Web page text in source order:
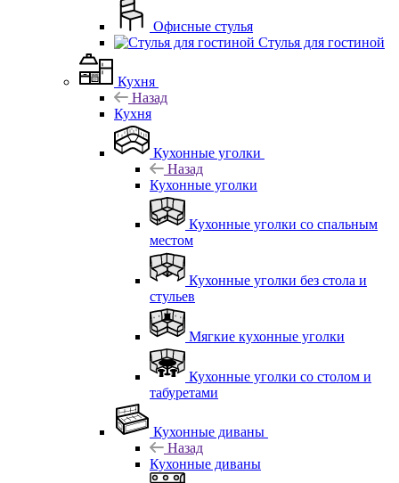
Офисные стулья
Стулья для гостиной
Кухня
Назад
Кухня
Кухонные уголки
Назад
Кухонные уголки
Кухонные уголки со спальным
местом
Кухонные уголки без стола и
стульев
Мягкие кухонные уголки
Кухонные уголки со столом и
табуретами
Кухонные диваны
Назад
Кухонные диваны